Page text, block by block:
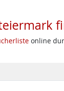
online